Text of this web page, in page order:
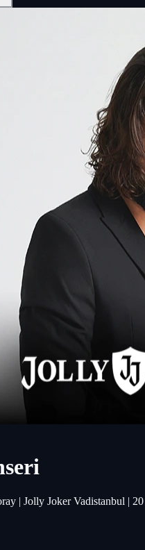
| Jolly Joker Vadistanbul |